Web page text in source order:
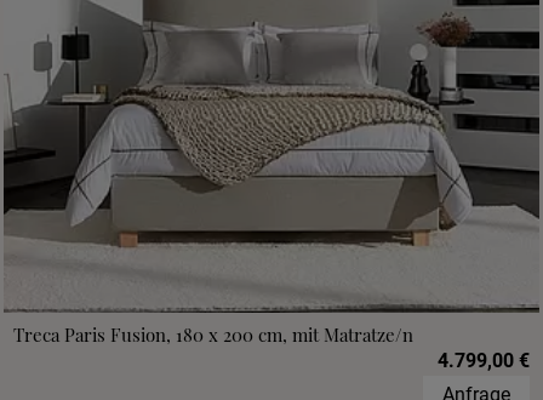
Treca Paris Fusion, 180 x 200 cm, mit Matratze/n
4.799,00 €
Anfrage